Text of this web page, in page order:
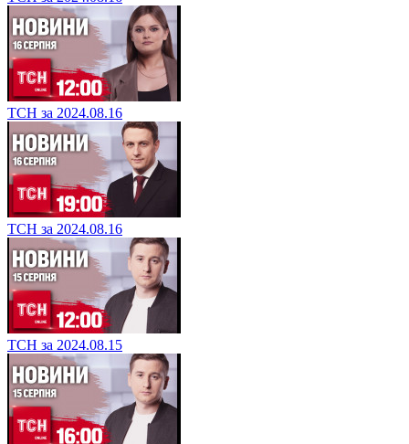
ТСН за 2024.08.16
ТСН за 2024.08.16
ТСН за 2024.08.15